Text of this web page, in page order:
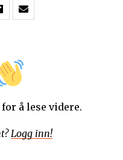
å lese videre.
Logg inn!